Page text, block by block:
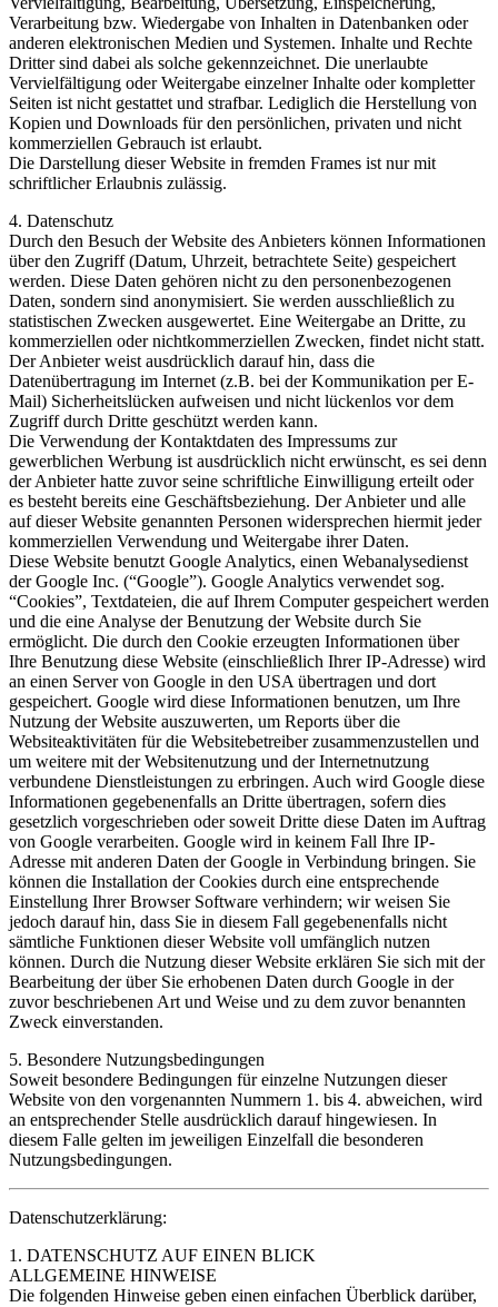
Verarbeitung bzw. Wiedergabe von Inhalten in Datenbanken oder
anderen elektronischen Medien und Systemen. Inhalte und Rechte
Dritter sind dabei als solche gekennzeichnet. Die unerlaubte
Vervielfältigung oder Weitergabe einzelner Inhalte oder kompletter
Seiten ist nicht gestattet und strafbar. Lediglich die Herstellung von
Kopien und Downloads für den persönlichen, privaten und nicht
kommerziellen Gebrauch ist erlaubt.
Die Darstellung dieser Website in fremden Frames ist nur mit
schriftlicher Erlaubnis zulässig.
4. Datenschutz
Durch den Besuch der Website des Anbieters können Informationen
über den Zugriff (Datum, Uhrzeit, betrachtete Seite) gespeichert
werden. Diese Daten gehören nicht zu den personenbezogenen
Daten, sondern sind anonymisiert. Sie werden ausschließlich zu
statistischen Zwecken ausgewertet. Eine Weitergabe an Dritte, zu
kommerziellen oder nichtkommerziellen Zwecken, findet nicht statt.
Der Anbieter weist ausdrücklich darauf hin, dass die
Datenübertragung im Internet (z.B. bei der Kommunikation per E-
Mail) Sicherheitslücken aufweisen und nicht lückenlos vor dem
Zugriff durch Dritte geschützt werden kann.
Die Verwendung der Kontaktdaten des Impressums zur
gewerblichen Werbung ist ausdrücklich nicht erwünscht, es sei denn
der Anbieter hatte zuvor seine schriftliche Einwilligung erteilt oder
es besteht bereits eine Geschäftsbeziehung. Der Anbieter und alle
auf dieser Website genannten Personen widersprechen hiermit jeder
kommerziellen Verwendung und Weitergabe ihrer Daten.
Diese Website benutzt Google Analytics, einen Webanalysedienst
der Google Inc. (“Google”). Google Analytics verwendet sog.
“Cookies”, Textdateien, die auf Ihrem Computer gespeichert werden
und die eine Analyse der Benutzung der Website durch Sie
ermöglicht. Die durch den Cookie erzeugten Informationen über
Ihre Benutzung diese Website (einschließlich Ihrer IP-Adresse) wird
an einen Server von Google in den USA übertragen und dort
gespeichert. Google wird diese Informationen benutzen, um Ihre
Nutzung der Website auszuwerten, um Reports über die
Websiteaktivitäten für die Websitebetreiber zusammenzustellen und
um weitere mit der Websitenutzung und der Internetnutzung
verbundene Dienstleistungen zu erbringen. Auch wird Google diese
Informationen gegebenenfalls an Dritte übertragen, sofern dies
gesetzlich vorgeschrieben oder soweit Dritte diese Daten im Auftrag
von Google verarbeiten. Google wird in keinem Fall Ihre IP-
Adresse mit anderen Daten der Google in Verbindung bringen. Sie
können die Installation der Cookies durch eine entsprechende
Einstellung Ihrer Browser Software verhindern; wir weisen Sie
jedoch darauf hin, dass Sie in diesem Fall gegebenenfalls nicht
sämtliche Funktionen dieser Website voll umfänglich nutzen
können. Durch die Nutzung dieser Website erklären Sie sich mit der
Bearbeitung der über Sie erhobenen Daten durch Google in der
zuvor beschriebenen Art und Weise und zu dem zuvor benannten
Zweck einverstanden.
5. Besondere Nutzungsbedingungen
Soweit besondere Bedingungen für einzelne Nutzungen dieser
Website von den vorgenannten Nummern 1. bis 4. abweichen, wird
an entsprechender Stelle ausdrücklich darauf hingewiesen. In
diesem Falle gelten im jeweiligen Einzelfall die besonderen
Nutzungsbedingungen.
Datenschutzerklärung:
1. DATENSCHUTZ AUF EINEN BLICK
ALLGEMEINE HINWEISE
Die folgenden Hinweise geben einen einfachen Überblick darüber,